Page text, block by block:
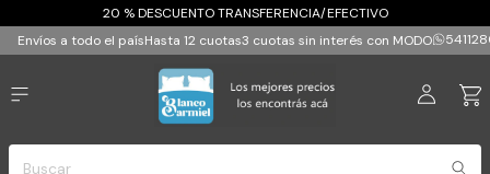
20 % DESCUENTO TRANSFERENCIA/EFECTIVO
Envíos a todo el paísHasta 12 cuotas3 cuotas sin interés con MODO